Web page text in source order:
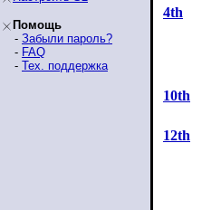
Помощь
- Забыли пароль?
- FAQ
- Тех. поддержка
4th
10th
12th